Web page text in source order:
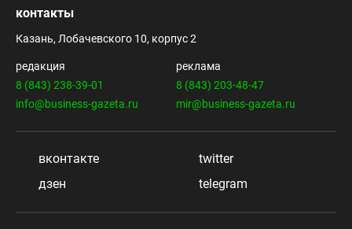
контакты
Казань, Лобачевского 10, корпус 2
редакция
8 (843) 238-39-01
info@business-gazeta.ru
реклама
8 (843) 203-48-47
mir@business-gazeta.ru
вконтакте
twitter
дзен
telegram